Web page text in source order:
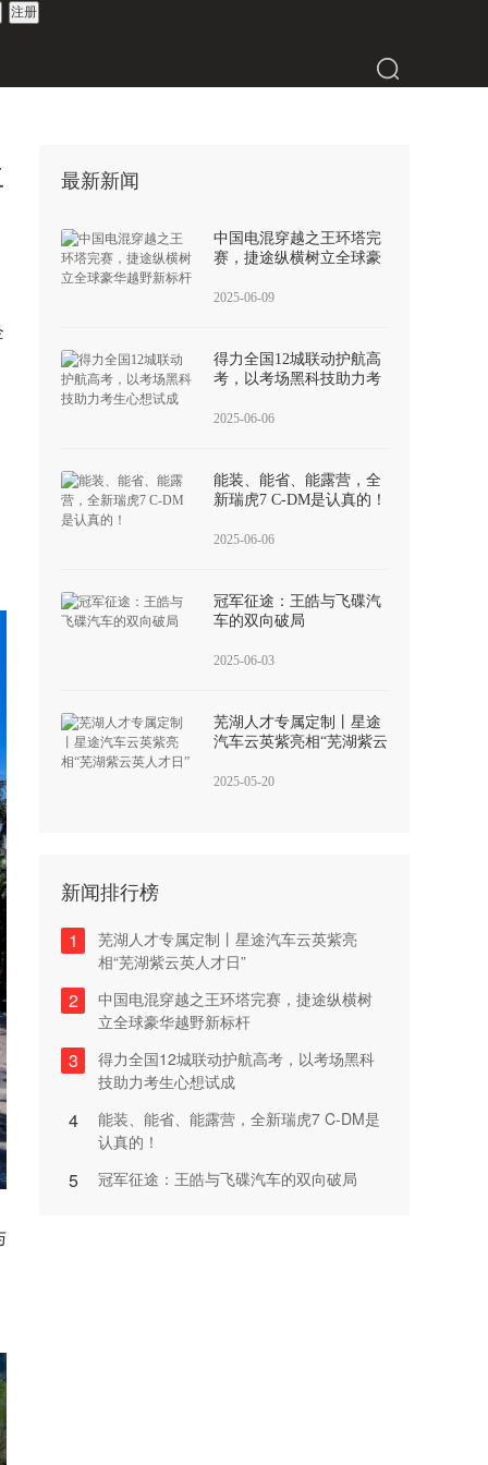
最新新闻
中国电混穿越之王环塔完
赛，捷途纵横树立全球豪
2025-06-09
得力全国12城联动护航高
考，以考场黑科技助力考
2025-06-06
能装、能省、能露营，全
新瑞虎7 C-DM是认真的！
2025-06-06
冠军征途：王皓与飞碟汽
车的双向破局
2025-06-03
芜湖人才专属定制丨星途
汽车云英紫亮相“芜湖紫云
2025-05-20
新闻排行榜
1 芜湖人才专属定制丨星途汽车云英紫亮
相“芜湖紫云英人才日”
2 中国电混穿越之王环塔完赛，捷途纵横树
立全球豪华越野新标杆
3 得力全国12城联动护航高考，以考场黑科
技助力考生心想试成
4 能装、能省、能露营，全新瑞虎7 C-DM是
认真的！
5 冠军征途：王皓与飞碟汽车的双向破局